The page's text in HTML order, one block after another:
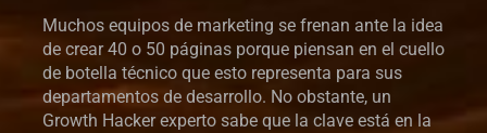
Muchos equipos de marketing se frenan ante la idea
de crear 40 o 50 páginas porque piensan en el cuello
de botella técnico que esto representa para sus
departamentos de desarrollo. No obstante, un
Growth Hacker experto sabe que la clave está en la